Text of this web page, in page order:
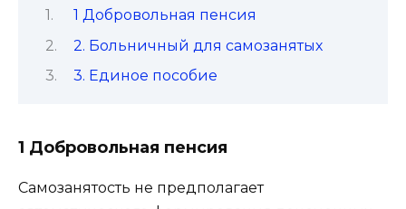
1 Добровольная пенсия
2. Больничный для самозанятых
3. Единое пособие
1 Добровольная пенсия
Самозанятость не предполагает